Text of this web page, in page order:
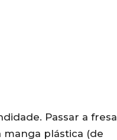
Passar a fresa
manga plástica (de